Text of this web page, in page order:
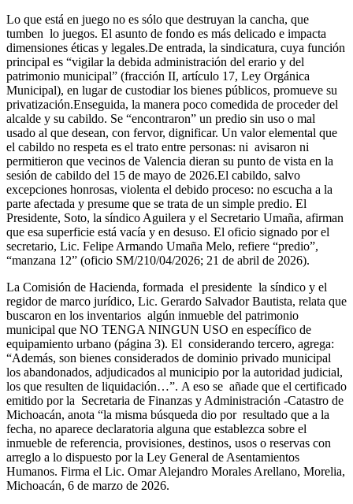
Lo que está en juego no es sólo que destruyan la cancha, que
tumben lo juegos. El asunto de fondo es más delicado e impacta
dimensiones éticas y legales.De entrada, la sindicatura, cuya función
principal es “vigilar la debida administración del erario y del
patrimonio municipal” (fracción II, artículo 17, Ley Orgánica
Municipal), en lugar de custodiar los bienes públicos, promueve su
privatización.Enseguida, la manera poco comedida de proceder del
alcalde y su cabildo. Se “encontraron” un predio sin uso o mal
usado al que desean, con fervor, dignificar. Un valor elemental que
el cabildo no respeta es el trato entre personas: ni avisaron ni
permitieron que vecinos de Valencia dieran su punto de vista en la
sesión de cabildo del 15 de mayo de 2026.El cabildo, salvo
excepciones honrosas, violenta el debido proceso: no escucha a la
parte afectada y presume que se trata de un simple predio. El
Presidente, Soto, la síndico Aguilera y el Secretario Umaña, afirman
que esa superficie está vacía y en desuso. El oficio signado por el
secretario, Lic. Felipe Armando Umaña Melo, refiere “predio”,
“manzana 12” (oficio SM/210/04/2026; 21 de abril de 2026).
La Comisión de Hacienda, formada el presidente la síndico y el
regidor de marco jurídico, Lic. Gerardo Salvador Bautista, relata que
buscaron en los inventarios algún inmueble del patrimonio
municipal que NO TENGA NINGUN USO en específico de
equipamiento urbano (página 3). El considerando tercero, agrega:
“Además, son bienes considerados de dominio privado municipal
los abandonados, adjudicados al municipio por la autoridad judicial,
los que resulten de liquidación…”. A eso se añade que el certificado
emitido por la Secretaria de Finanzas y Administración -Catastro de
Michoacán, anota “la misma búsqueda dio por resultado que a la
fecha, no aparece declaratoria alguna que establezca sobre el
inmueble de referencia, provisiones, destinos, usos o reservas con
arreglo a lo dispuesto por la Ley General de Asentamientos
Humanos. Firma el Lic. Omar Alejandro Morales Arellano, Morelia,
Michoacán, 6 de marzo de 2026.